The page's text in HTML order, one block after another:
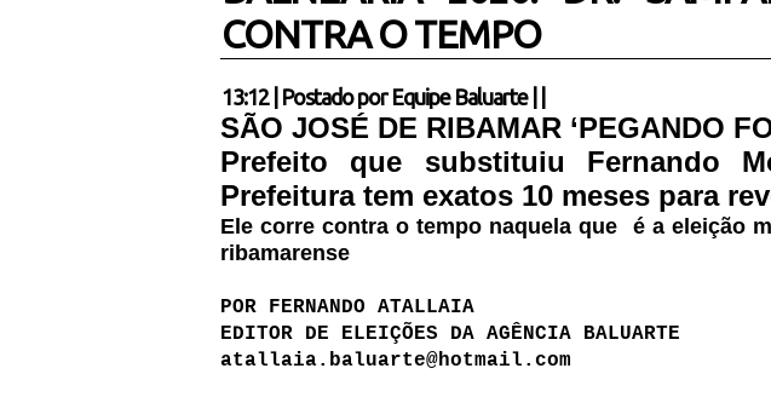
CONTRA O TEMPO
13:12| Postado por Equipe Baluarte
SÃO JOSÉ DE RIBAMAR ‘PEGANDO
Prefeito que substituiu Fernando
Prefeitura tem exatos 10 meses para
Ele corre contra o tempo naquela que é a eleição
ribamarense
POR FERNANDO ATALLAIA
EDITOR DE ELEIÇÕES DA AGÊNCIA BALUARTE
atallaia.baluarte@hotmail.com